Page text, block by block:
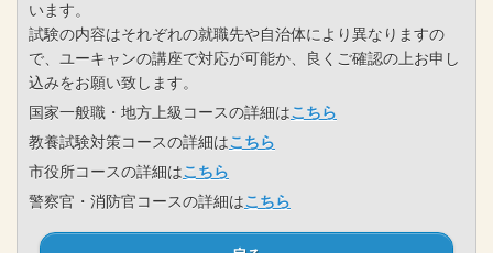
います。
試験の内容はそれぞれの就職先や自治体により異なりますの
で、ユーキャンの講座で対応が可能か、良くご確認の上お申し
込みをお願い致します。
国家一般職・地方上級コースの詳細はこちら
教養試験対策コースの詳細はこちら
市役所コースの詳細はこちら
警察官・消防官コースの詳細はこちら